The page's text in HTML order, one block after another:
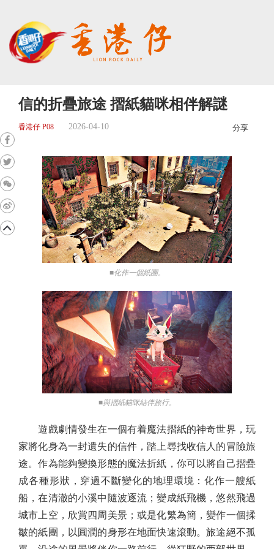
信的折疊旅途 摺紙貓咪相伴解謎
香港仔 P08 2026-04-10 分享
■化作一個紙團。
■與摺紙貓咪結伴旅行。
遊戲劇情發生在一個有着魔法摺紙的神奇世界，玩
家將化身為一封遺失的信件，踏上尋找收信人的冒險旅
途。作為能夠變換形態的魔法折紙，你可以將自己摺疊
成各種形狀，穿過不斷變化的地理環境：化作一艘紙
船，在清澈的小溪中隨波逐流；變成紙飛機，悠然飛過
城市上空，欣賞四周美景；或是化繁為簡，變作一個揉
皺的紙團，以圓潤的身形在地面快速滾動。旅途絕不孤